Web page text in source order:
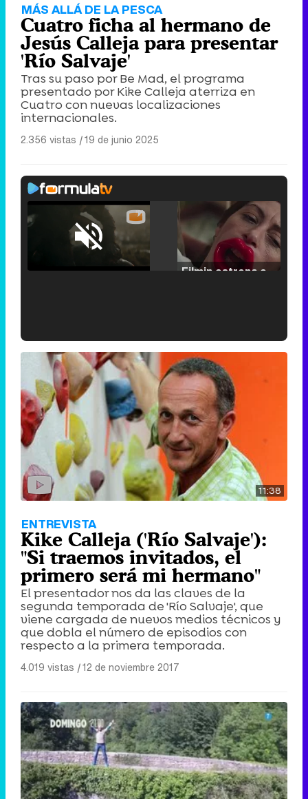
MÁS ALLÁ DE LA PESCA
Cuatro ficha al hermano de
Jesús Calleja para presentar
'Río Salvaje'
Tras su paso por Be Mad, el programa
presentado por Kike Calleja aterriza en
Cuatro con nuevas localizaciones
internacionales.
2.356 vistas |19 de junio 2025
Unmute /
'120 Minutos' celebra sus 2.000 programas en Telemadrid con un vídeo del día a día en la redacción
11:38
ENTREVISTA
Kike Calleja ('Río Salvaje'):
"Si traemos invitados, el
primero será mi hermano"
El presentador nos da las claves de la
segunda temporada de 'Río Salvaje', que
viene cargada de nuevos medios técnicos y
que dobla el número de episodios con
respecto a la primera temporada.
4.019 vistas |12 de noviembre 2017